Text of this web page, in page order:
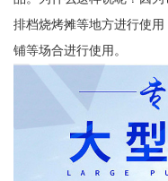
排档烧烤摊等地方进行使
铺等场合进行使用。